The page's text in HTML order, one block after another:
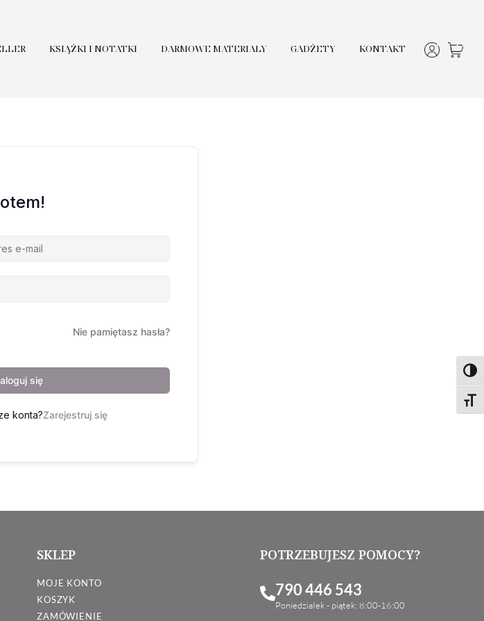
KSIĄŻKI I NOTATKI DARMOWE MATERIAŁY GADŻETY KONTAKT
Nie pamiętasz hasła?
się
konta?Zarejestruj się
SKLEP
MOJE KONTO
KOSZYK
ZAMÓWIENIE
POTRZEBUJESZ POMOCY?
790 446 543
Poniedziałek - piątek: 8:00-16:00